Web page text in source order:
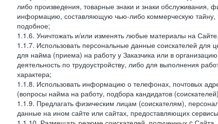
либо произведения, товарные знаки и знаки
информацию, составляющую чью-либо коммерческую тайну,
подобное;
1.1.6. Уничтожать и/или изменять любые материалы на
1.1.7. Использовать персональные данные соискателей для
для найма (приема) на работу у Заказчика или в
деятельность по трудоустройству, либо для выполнения
характера;
1.1.8. Использовать информацию о телефонах, почтовых
(вопросы найма на работу, подбора кандидатов
1.1.9. Предлагать физическим лицам (соискателям),
данные на ином сайте или сайтах, предоставляющих